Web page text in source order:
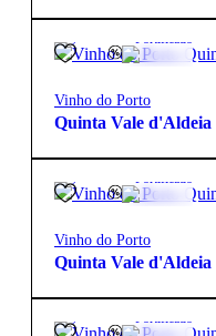
Fortificado
Vinho do Porto
Quinta Vale d'Aldeia
Fortificado
Vinho do Porto
Quinta Vale d'Aldeia
Fortificado